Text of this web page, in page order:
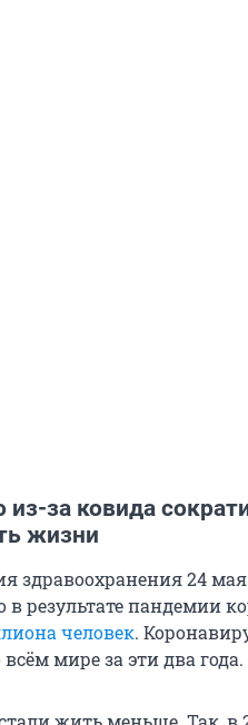
за ковида
жизни
здравоохранения 24
в результате пандемии
человек.
мире за эти два года.